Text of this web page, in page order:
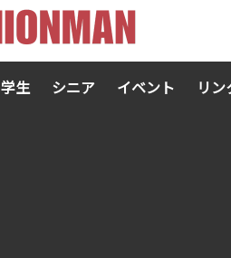
学生 シニア イベント リ